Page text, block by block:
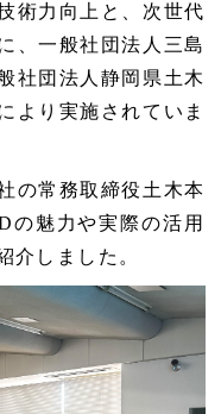
術力向上と、次世代
、一般社団法人三島
社団法人静岡県土木
より実施されていま
の常務取締役土木本
の魅力や実際の活用
介しました。